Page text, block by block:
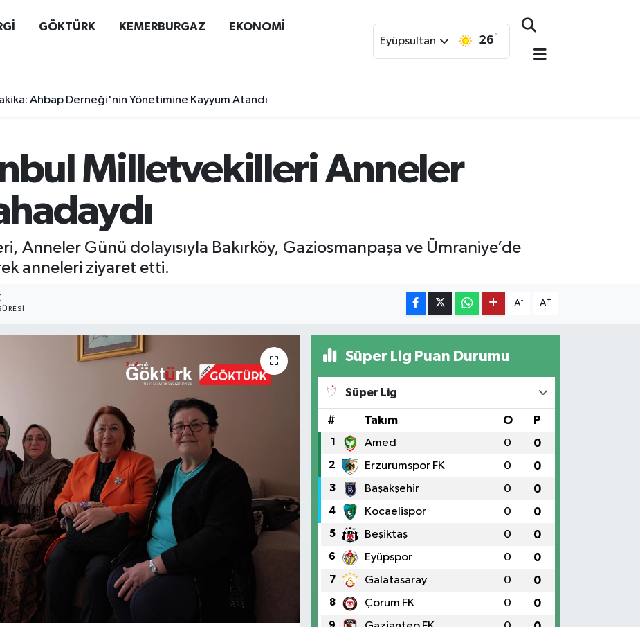
GÖKTÜRK KEMERBURGAZ EKONOMİ
Eyüpsultan 26°
Ahbap Derneği'nin Yönetimine Kayyum Atandı
Milletvekilleri Anneler
Anneler Günü dolayısıyla Bakırköy, Gaziosmanpaşa ve Ümraniye’de
anneleri ziyaret etti.
A- A+
Süper Lig Puan Durumu
Süper Lig
# Takım O P
1 Amed 0 0
2 Erzurumspor FK 0 0
3 Başakşehir 0 0
4 Kocaelispor 0 0
5 Beşiktaş 0 0
6 Eyüpspor 0 0
7 Galatasaray 0 0
8 Çorum FK 0 0